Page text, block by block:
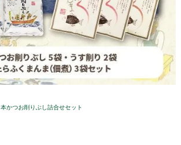
本かつお削りぶし詰合せセット